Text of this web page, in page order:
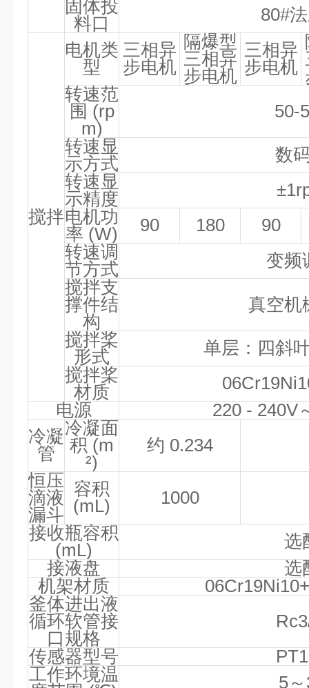
固体投
料口
80#
搅拌
电机类
型
三相异
步电机
隔爆型
三相异
步电机
三相异
步电机
转速范
围 (rp
m)
50-
转速显
示方式
数
转速显
示精度
电机功
率 (W) 90 180
90
转速调
节方式
变频
搅拌支
撑件结
构
真空机
搅拌桨
形式
单层：四斜
搅拌桨
材质
电源
220 - 240V
冷凝
管
冷凝面
积 (m
²)
约 0.234
恒压
滴液
漏斗
容积
(mL)
1000
接收瓶容积
(mL)
选
接液盘
选
机架材质
06Cr19Ni10+
釜体进出液
循环软管接
口规格
传感器型号
工作环境温
5～